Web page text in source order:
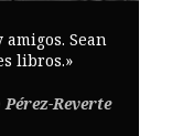
Sean
libros.»
Reverte